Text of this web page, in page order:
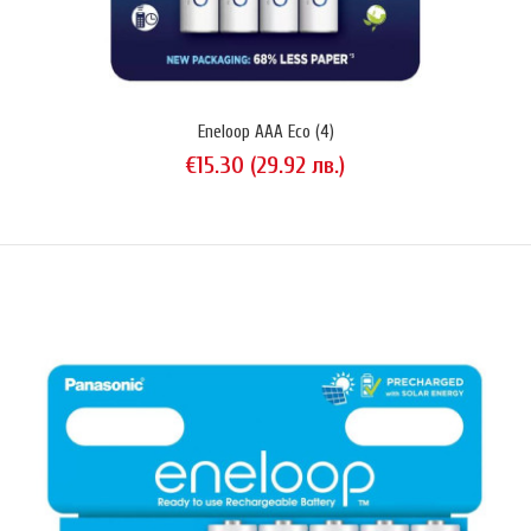
Оловен акумулатор Panasonic LC-R127R2PG 12V 7.2Ah (20 hrs). Тип
VRLA (запечатан). За индустриална употреба. Използва терминали
Eneloop AAA Eco (4)
€15.30 (29.92 лв.)